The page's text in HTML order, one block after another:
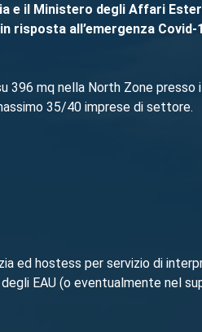
e il Ministero degli Affari
risposta all’emergenza
396 mq nella North Zone presso
35/40 imprese di settore.
ed hostess per servizio di
EAU (o eventualmente nel